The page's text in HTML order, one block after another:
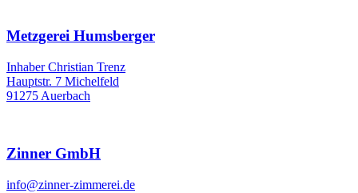
Metzgerei Humsberger
Inhaber Christian Trenz
Hauptstr. 7 Michelfeld
91275 Auerbach
Zinner GmbH
info@zinner-zimmerei.de